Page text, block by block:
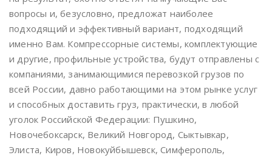
вопросы и, безусловно, предложат наиболее
подходящий и эффективный вариант, подходящий
именно Вам. Компрессорные системы, комплектующие
и другие, профильные устройства, будут отправлены с
компаниями, занимающимися перевозкой грузов по
всей России, давно работающими на этом рынке услуг
и способных доставить груз, практически, в любой
уголок Российской Федерации: Пушкино,
Новочебоксарск, Великий Новгород, Сыктывкар,
Элиста, Киров, Новокуйбышевск, Симферополь,